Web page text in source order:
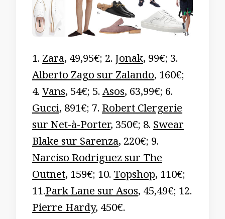
1.Zara, 49,95€; 2.Jonak, 99€; 3.
Alberto Zago sur Zalando, 160€;
4.Vans, 54€; 5.Asos, 63,99€; 6.
Gucci, 891€; 7.Robert Clergerie
sur Net-à-Porter, 350€; 8.Swear
Blake sur Sarenza, 220€; 9.
Narciso Rodriguez sur The
Outnet, 159€; 10.Topshop, 110€;
11.Park Lane sur Asos, 45,49€; 12.
Pierre Hardy, 450€.